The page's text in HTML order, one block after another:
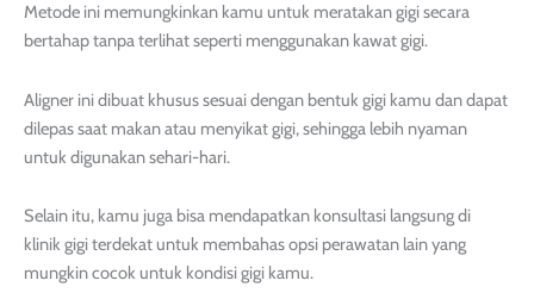
Metode ini memungkinkan kamu untuk meratakan gigi secara
bertahap tanpa terlihat seperti menggunakan kawat gigi.
Aligner ini dibuat khusus sesuai dengan bentuk gigi kamu dan dapat
dilepas saat makan atau menyikat gigi, sehingga lebih nyaman
untuk digunakan sehari-hari.
Selain itu, kamu juga bisa mendapatkan konsultasi langsung di
klinik gigi terdekat untuk membahas opsi perawatan lain yang
mungkin cocok untuk kondisi gigi kamu.